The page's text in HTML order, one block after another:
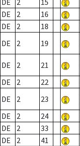
DE
2 15
DE
2 16
DE
2 18
DE
2 19
DE 2 21
DE
2 22
DE
2 23
DE
2 24
DE
2 33
DE
2 41